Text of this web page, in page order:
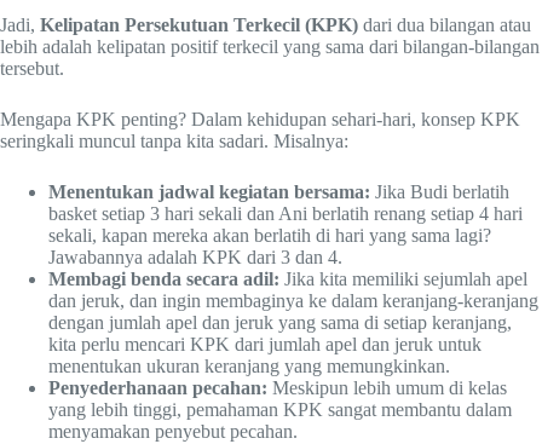
Jadi, Kelipatan Persekutuan Terkecil (KPK) dari dua bilangan atau
lebih adalah kelipatan positif terkecil yang sama dari bilangan-bilangan
tersebut.
Mengapa KPK penting? Dalam kehidupan sehari-hari, konsep KPK
seringkali muncul tanpa kita sadari. Misalnya:
Menentukan jadwal kegiatan bersama: Jika Budi berlatih
basket setiap 3 hari sekali dan Ani berlatih renang setiap 4 hari
sekali, kapan mereka akan berlatih di hari yang sama lagi?
Jawabannya adalah KPK dari 3 dan 4.
Membagi benda secara adil: Jika kita memiliki sejumlah apel
dan jeruk, dan ingin membaginya ke dalam keranjang-keranjang
dengan jumlah apel dan jeruk yang sama di setiap keranjang,
kita perlu mencari KPK dari jumlah apel dan jeruk untuk
menentukan ukuran keranjang yang memungkinkan.
Penyederhanaan pecahan: Meskipun lebih umum di kelas
yang lebih tinggi, pemahaman KPK sangat membantu dalam
menyamakan penyebut pecahan.